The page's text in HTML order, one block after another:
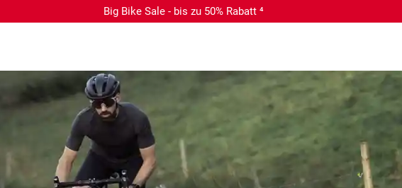
Big Bike Sale - bis zu 50% Rabatt ⁴